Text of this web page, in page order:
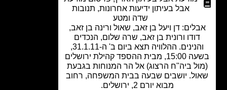
אבל בעיתון ידיעות אחרונות,תנובות
שדה ומטע
דן ויעל בן זאב, שאול ורינה בן זאב,
דודו ורונית בן זאב, שרה שלום, הנכדים
והנינים. ההלוויה תצא ביום ב' ה-31.1.11,
בשעה 15:00, מבית ההספד קהילת ירושלים
ביה"ח הרצוג) אל הר המנוחות בגבעת
יושבים שבעה בבית המשפחה, רחוב
מבוא יורם 2, ירושלים.